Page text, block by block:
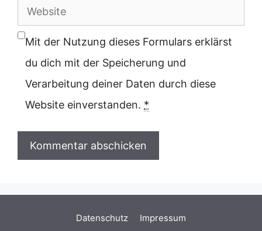
Website
Mit der Nutzung dieses Formulars erklärst
du dich mit der Speicherung und
Verarbeitung deiner Daten durch diese
Website einverstanden. *
Datenschutz Impressum